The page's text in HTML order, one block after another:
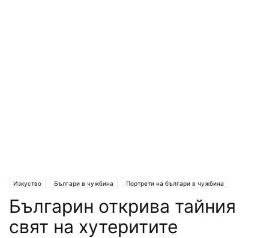
Изкуство Българи в чужбина Портрети на българи в чужбина
Българин открива тайния
свят на хутеритите